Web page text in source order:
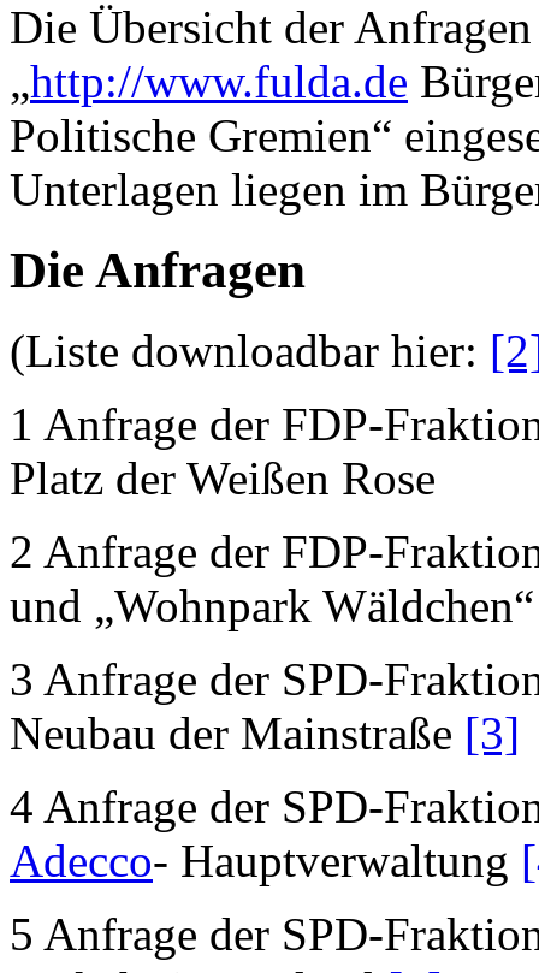
Die Übersicht der
„http://www.fulda.de
Politische Gremien“
Unterlagen liegen im
Die Anfragen
(Liste downloadbar hier:
1 Anfrage der FDP-
Platz der Weißen Rose
2 Anfrage der FDP-
und „Wohnpark
3 Anfrage der SPD-
Neubau der Mainstraße [3]
4 Anfrage der SPD-
Adecco- Hauptverwaltung
5 Anfrage der SPD-